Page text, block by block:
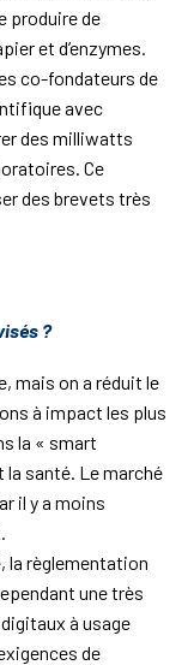
produire de
et d’enzymes.
co-fondateurs de
avec
des milliwatts
Ce
des brevets très
?
mais on a réduit le
à impact les plus
la « smart
santé. Le marché
il y a moins
la règlementation
une très
à usage
de